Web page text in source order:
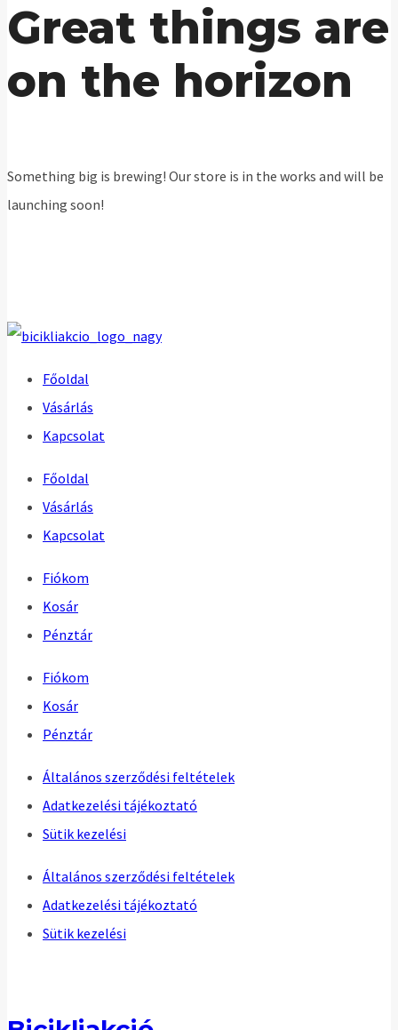
Great things are
on the horizon
Something big is brewing! Our store is in the works and will be
launching soon!
Főoldal
Vásárlás
Kapcsolat
Főoldal
Vásárlás
Kapcsolat
Fiókom
Kosár
Pénztár
Fiókom
Kosár
Pénztár
Általános szerződési feltételek
Adatkezelési tájékoztató
Sütik kezelési
Általános szerződési feltételek
Adatkezelési tájékoztató
Sütik kezelési